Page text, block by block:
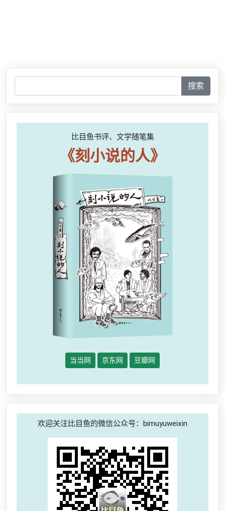
搜索
比目鱼书评、文学随笔集
《刻小说的人》
当当网 京东网 豆瓣网
欢迎关注比目鱼的微信公众号：bimuyuweixin